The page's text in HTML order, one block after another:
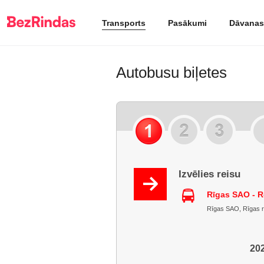
Transports Pasākumi Dāvanas
Autobusu biļetes
Izvēlies reisu
Rīgas SAO -
Rīgas SAO, Rīgas